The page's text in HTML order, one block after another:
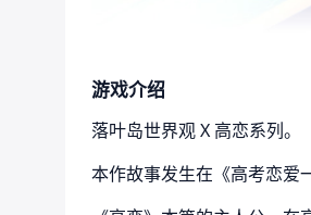
游戏介绍
落叶岛世界观 X 高恋系列。
本作故事发生在《高考恋爱